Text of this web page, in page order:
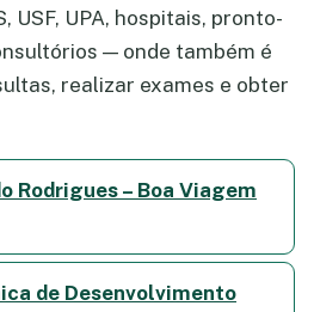
USF, UPA, hospitais, pronto-
— onde também é
realizar exames e obter
Rodrigues – Boa Viagem
de Desenvolvimento